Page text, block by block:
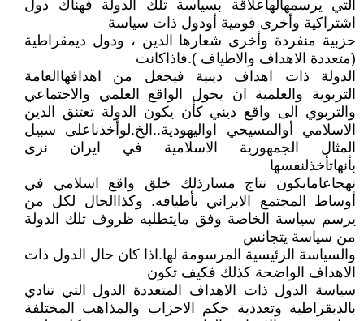
التي يرسمهالهاعلاقة بسياسة تلك الدولة فهناك دول
اشتراكية وأخرى قومية أودول ذات سياسة
حزبية منفردة وأخرى شعارها الدين ، ودول ديمقراطية
(متعددة الاهداف والاطياف ).فاذاكانت
الدولة ذات اهداف دينية فيجعل من اهدافهاالعامة
التربوية والعلمية ان يحول الواقع العلمي والاجتماعي
والتربوي الى واقع ديني كأن يكون الدولة تعتنق الدين
الاسلامي أوالمسيحي اواليهودية..الخ.لوأخذناعلى سبيل
المثال الجمهورية الاسلامية في ايران نرى
بأنهاتأخذلنفسها
نهجاعامايكون نتاج مسارذلك خلق واقع اسلامي في
أوساط المجتمع الايراني بأطيافه. وكذاالحال لكل من
يرسم سياسة الخاصة وفق مايتطلبه ظروف تلك الدولة
من سياسة يتجانس
والسياسة الرئيسية المرسومة لها.اذا كان حال الدول ذات
الاهداف الواضحة كذلك فكيف تكون
سياسة الدول ذات الاهداف المتعددة الدول التي تنادي
بالديقراطية وتعددية حكم الاحزاب والمذاهب المختلفة